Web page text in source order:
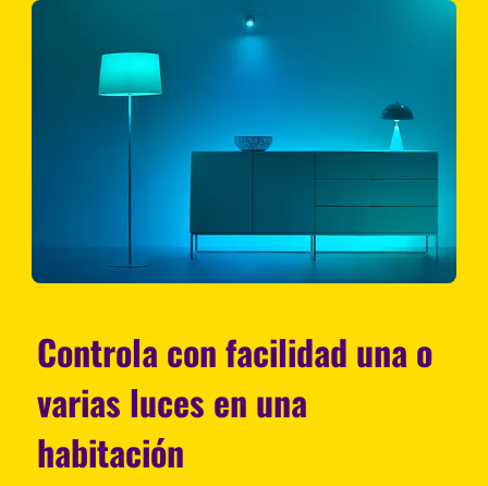
Controla con facilidad una o
varias luces en una
habitación